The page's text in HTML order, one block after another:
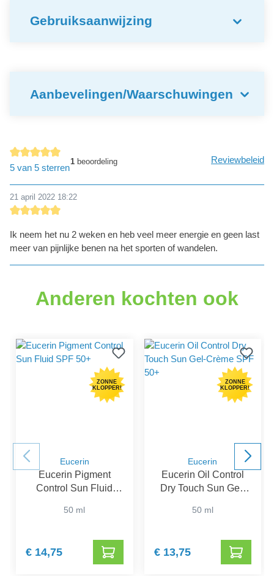
Gebruiksaanwijzing
Aanbevelingen/Waarschuwingen
Gemiddelde waardering van 5 van 5 sterren
5 van 5 sterren
1beoordeling Reviewbeleid
21 april 2022 18:22
Ik neem het nu 2 weken en heb veel meer energie en geen last
meer van pijnlijke benen na het sporten of wandelen.
Anderen kochten ook
ZONNE
KLOPPER!
Eucerin
Eucerin Pigment
Control Sun Fluid
50 ml
€ 14,75
ZONNE
KLOPPER!
Eucerin
Eucerin Oil Control
Dry Touch Sun Gel-
50 ml
€ 13,75